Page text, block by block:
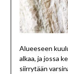
Alueeseen
alkaa, ja jossa
siirrytään